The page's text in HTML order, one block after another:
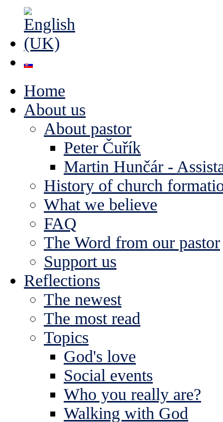
Home
About us
About pastor
Peter Čuřík
Martin Hunčár -
History of church
What we believe
FAQ
The Word from our pastor
Support us
Reflections
The newest
The most read
Topics
God's love
Social events
Who you really are?
Walking with God